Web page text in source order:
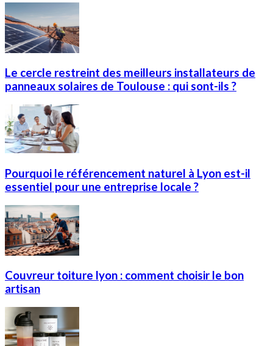
Le cercle restreint des meilleurs installateurs de
panneaux solaires de Toulouse : qui sont-ils ?
Pourquoi le référencement naturel à Lyon est-il
essentiel pour une entreprise locale ?
Couvreur toiture lyon : comment choisir le bon
artisan